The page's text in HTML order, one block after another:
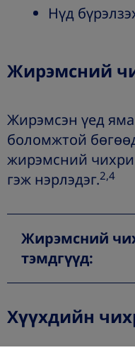
Нүд
Жирэмсний
Жирэмсэн үед
боломжтой
жирэмсний
гэж нэрлэдэг.2,4
Жирэмсний
тэмдгүүд:
Хүүхдийн